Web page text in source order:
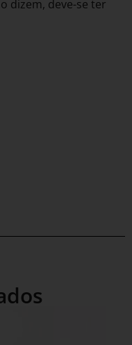
dizem, deve-se ter